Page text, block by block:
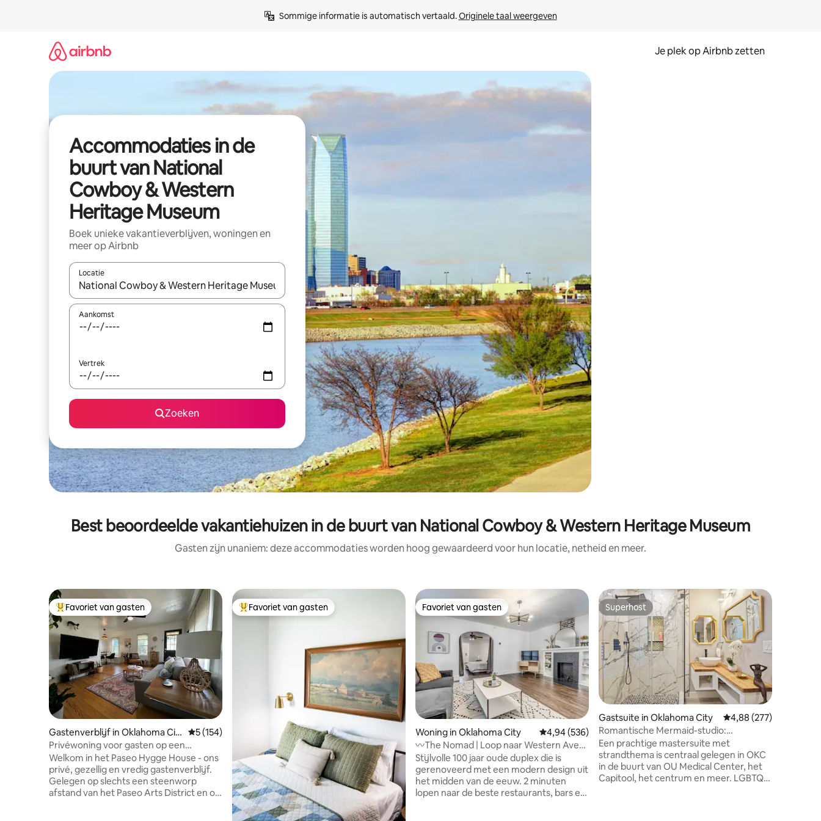
Sommige informatie is automatisch vertaald. Originele taal weergeven
Je plek op Airbnb zetten
Accommodaties in de
buurt van National
Cowboy & Western
Heritage Museum
Boek unieke vakantieverblijven, woningen en
meer op Airbnb
Locatie
Wanneer er resultaten beschikbaar zijn, maak je een keuze met je de pijltjestoetsen omhoog en omlaag, óf door te tikken of swipen.
Aankomst
Vertrek
Zoeken
Best beoordeelde vakantiehuizen in de buurt van National Cowboy & Western Heritage Museum
Gasten zijn unaniem: deze accommodaties worden hoog gewaardeerd voor hun locatie, netheid en meer.
Topfavoriet van gasten
Favoriet van gasten
Gastenverblijf in Oklahoma Cit
y
Gemiddelde beoordeling van 5 op 5, 154 recensies
5 (154)
Privéwoning voor gasten op een
steenworp afstand van het Paseo Arts
District!
Welkom in het Paseo Hygge House - ons
privé, gezellig en vredig gastenverblijf.
Gelegen op slechts een steenworp
afstand van het Paseo Arts District en op
Topfavoriet van gasten
Favoriet van gasten Favoriet van gasten
Favoriet van gasten
Woning in Oklahoma City Gemiddelde beoordeling van 4,94 op 5, 536 recensies
4,94 (536)
〰️The Nomad | Loop naar Western Ave
District
Stijlvolle 100 jaar oude duplex die is
gerenoveerd met een modern design uit
het midden van de eeuw. 2 minuten
lopen naar de beste restaurants, bars en
Superhost
Superhost
Gastsuite in Oklahoma City Gemiddelde
4,88 (277)
Romantische Mermaid-studio:
bubbelbad | regendouche
Een prachtige mastersuite met
strandthema is centraal gelegen in OKC
in de buurt van OU Medical Center, het
Capitool, het centrum en meer. LGBTQ-